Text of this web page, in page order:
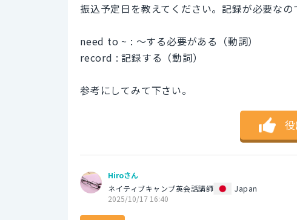
振込予定日を教えてください。記録が必要なの
need to ~ : 〜する必要がある（動詞）
record : 記録する（動詞）
参考にしてみて下さい。
Hiroさん
ネイティブキャンプ英会話講師
Japan
2025/10/17 16:40